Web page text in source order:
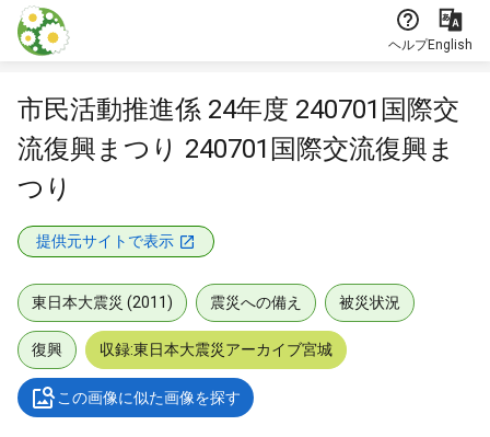
本文に飛ぶ
ヘルプEnglish
市民活動推進係 24年度 240701国際交
流復興まつり 240701国際交流復興ま
つり
提供元サイトで表示
東日本大震災 (2011) 震災への備え 被災状況
復興 収録:東日本大震災アーカイブ宮城
この画像に似た画像を探す